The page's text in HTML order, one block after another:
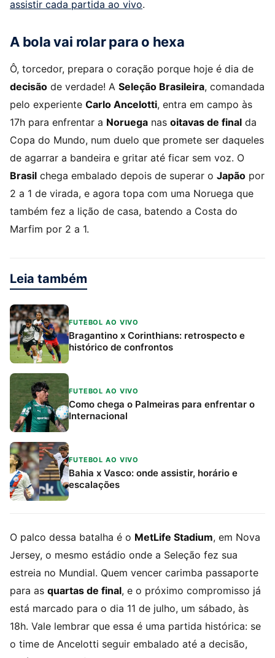
assistir cada partida ao vivo.
A bola vai rolar para o hexa
Ô, torcedor, prepara o coração porque hoje é dia de
decisão de verdade! A Seleção Brasileira, comandada
pelo experiente Carlo Ancelotti, entra em campo às
17h para enfrentar a Noruega nas oitavas de final da
Copa do Mundo, num duelo que promete ser daqueles
de agarrar a bandeira e gritar até ficar sem voz. O
Brasil chega embalado depois de superar o Japão por
2 a 1 de virada, e agora topa com uma Noruega que
também fez a lição de casa, batendo a Costa do
Marfim por 2 a 1.
Leia também
FUTEBOL AO VIVO
Bragantino x Corinthians: retrospecto e
histórico de confrontos
FUTEBOL AO VIVO
Como chega o Palmeiras para enfrentar o
Internacional
FUTEBOL AO VIVO
Bahia x Vasco: onde assistir, horário e
escalações
O palco dessa batalha é o MetLife Stadium, em Nova
Jersey, o mesmo estádio onde a Seleção fez sua
estreia no Mundial. Quem vencer carimba passaporte
para as quartas de final, e o próximo compromisso já
está marcado para o dia 11 de julho, um sábado, às
18h. Vale lembrar que essa é uma partida histórica: se
o time de Ancelotti seguir embalado até a decisão,